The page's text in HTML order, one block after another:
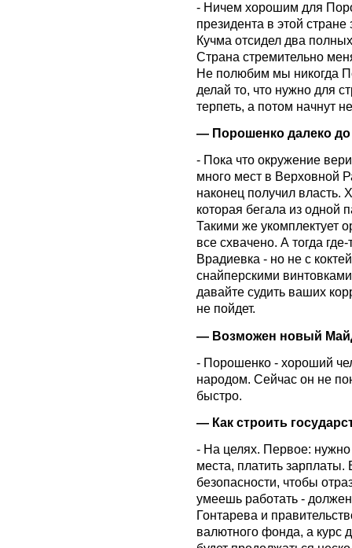
- Ничем хорошим для
президента в этой
Кучма отсидел два
Страна стремительно
Не полюбим мы никогда
делай то, что нужно для
терпеть, а потом начнут
— Порошенко далеко до
- Пока что окружение
много мест в Верховной
наконец получил власть.
которая бегала из одной
Такими же укомплектует
все схвачено. А тогда
Врадиевка - но не с
снайперскими
давайте судить ваших
не пойдет.
— Возможен новый
- Порошенко - хороший
народом. Сейчас он не
быстро.
— Как строить
- На целях. Первое: нужно
места, платить
безопасности, чтобы
умеешь работать -
Гонтарева и
валютного фонда, а курс